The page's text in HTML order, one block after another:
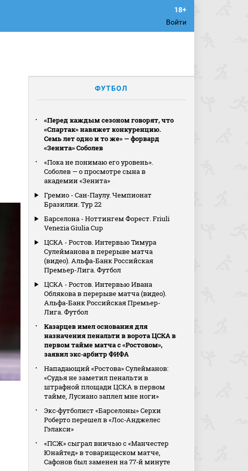
Войти
ФУТБОЛ
«Перед каждым сезоном говорят, что
«Спартак» навяжет конкуренцию.
Семь лет одно и то же» — форвард
«Зенита» Соболев
«Пока не понимаю его уровень».
Соболев — о просмотре сына в
академии «Зенита»
Гремио - Сан-Паулу. Чемпионат
Бразилии. Тур 22
Барселона - Ноттингем Форест. Friuli
Venezia Giulia Cup
ЦСКА - Ростов. Интервью Тимура
Сулейманова в перерыве матча
(видео). Альфа-Банк Российская
Премьер-Лига. Футбол
ЦСКА - Ростов. Интервью Ивана
Облякова в перерыве матча (видео).
Альфа-Банк Российская Премьер-
Лига. Футбол
Казарцев имел основания для
назначения пенальти в ворота ЦСКА в
первом тайме матча с «Ростовом»,
заявил экс‑арбитр ФИФА
Нападающий «Ростова» Сулейманов:
«Судья не заметил пенальти в
штрафной площади ЦСКА в первом
тайме, Лусиано заплел мне ноги»
Экс‑футболист «Барселоны» Серхи
Роберто перешел в «Лос‑Анджелес
Гэлакси»
«ПСЖ» сыграл вничью с «Манчестер
Юнайтед» в товарищеском матче,
Сафонов был заменен на 77‑й минуте